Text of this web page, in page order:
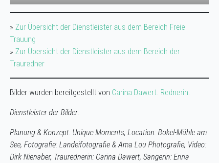
» Zur Übersicht der Dienstleister aus dem Bereich Freie
Trauung
» Zur Übersicht der Dienstleister aus dem Bereich der
Trauredner
Bilder wurden bereitgestellt von Carina Dawert. Rednerin.
Dienstleister der Bilder:
Planung & Konzept: Unique Moments, Location: Bokel-Mühle am
See, Fotografie: Landeifotografie & Ama Lou Photografie, Video:
Dirk Nienaber, Traurednerin: Carina Dawert, Sängerin: Enna